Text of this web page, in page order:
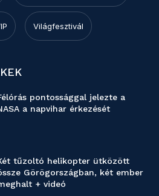
Világfesztivál
pontossággal jelezte a
a napvihar érkezését
tűzoltó helikopter ütközött
Görögországban, két ember
+ videó